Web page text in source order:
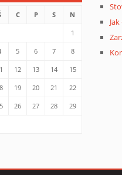
C P S N
1
5 6 7 8
12 13 14 15
19 20 21 22
26 27 28 29